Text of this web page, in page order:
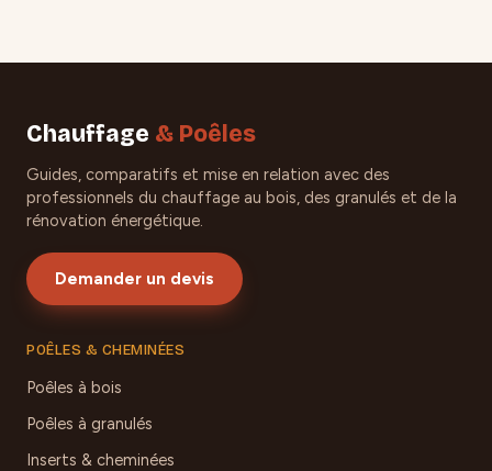
Chauffage & Poêles
Guides, comparatifs et mise en relation avec des
professionnels du chauffage au bois, des granulés et de la
rénovation énergétique.
Demander un devis
POÊLES & CHEMINÉES
Poêles à bois
Poêles à granulés
Inserts & cheminées